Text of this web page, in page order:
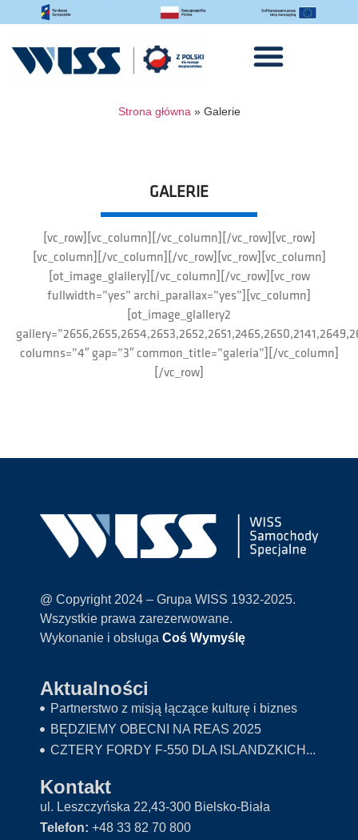
Strona główna » Galerie
GALERIE
[vc_row][vc_column][/vc_column][/vc_row][vc_row]
[vc_column][/vc_column][/vc_row][vc_row][vc_column]
[ot_image_glallery][/vc_column][/vc_row][vc_row
fullwidth=”yes” archi_parallax=”yes”][vc_column]
[ot_image_glallery2
columns=”4″ gap=”3″ common_title=”galeria”][/vc_column]
[/vc_row]
@ Copyright 2024 – Grupa WISS 1932-2025.
Wszystkie prawa zarezerwowane.
Wykonanie i obsługa Coś Wymyślę
Aktualności
Partnerstwo z misją łączące kulturę i biznes
BĘDZIEMY OBECNI NA REAS 2025
CZTERY FORDY F-550 DLA ISLANDZKICH...
Kontakt
ul. Leszczyńska 22,43-300 Bielsko-Biała
Telefon: +48 33 82 70 800